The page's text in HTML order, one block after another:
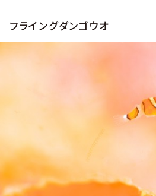
フライングダンゴウオ